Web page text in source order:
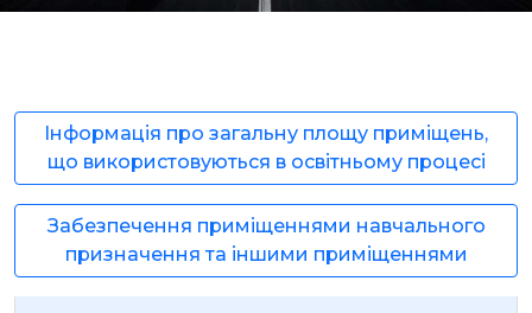
Інформація про загальну площу приміщень,
що використовуються в освітньому процесі
Забезпечення приміщеннями навчального
призначення та іншими приміщеннями